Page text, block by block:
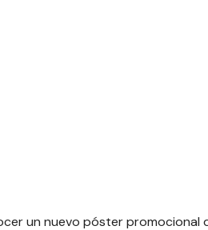
un nuevo póster promocional